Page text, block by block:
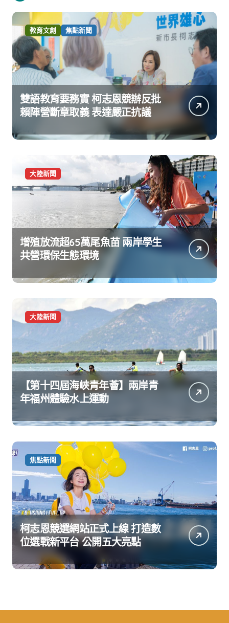
教育文創 焦點新聞
雙語教育要務實 柯志恩競辦反批
賴陣營斷章取義 表達嚴正抗議
大陸新聞
增殖放流超65萬尾魚苗 兩岸學生
共營環保生態環境
大陸新聞
【第十四屆海峽青年薈】兩岸青
年福州體驗水上運動
焦點新聞
柯志恩競選網站正式上線 打造數
位選戰新平台 公開五大亮點